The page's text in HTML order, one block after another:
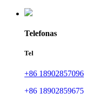
Telefonas
Tel
+86 18902857096
+86 18902859675